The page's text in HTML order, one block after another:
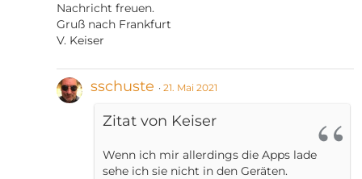
Nachricht freuen.
Gruß nach Frankfurt
V. Keiser
sschuste 21. Mai 2021
Zitat von Keiser
Wenn ich mir allerdings die Apps lade
sehe ich sie nicht in den Geräten.